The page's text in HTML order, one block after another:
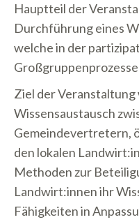
Hauptteil der
Durchführung eines
welche in der
Ziel der
Wissensaustausch
Gemeindevertretern,
den lokalen
Methoden zur
Landwirt:innen ihr
Fähigkeiten in